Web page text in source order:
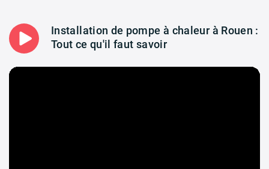
Installation de pompe à chaleur à Rouen :
Tout ce qu'il faut savoir